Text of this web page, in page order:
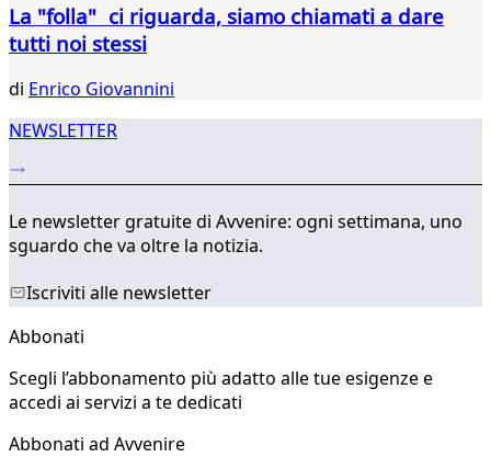
...
La "folla" ci riguarda, siamo chiamati a dare
tutti noi stessi
di Enrico Giovannini
NEWSLETTER
Le newsletter gratuite di Avvenire: ogni settimana, uno
sguardo che va oltre la notizia.
Iscriviti alle newsletter
Abbonati
Scegli l’abbonamento più adatto alle tue esigenze e
accedi ai servizi a te dedicati
Abbonati ad Avvenire